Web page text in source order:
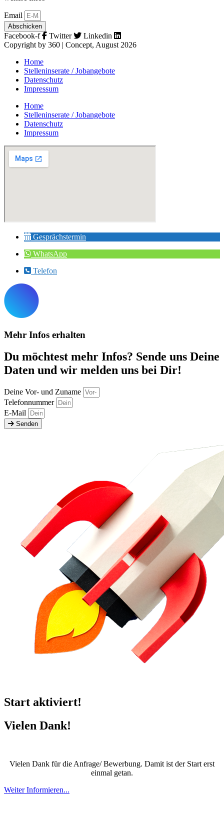
Email
Abschicken
Facebook-f Twitter
Linkedin
Copyright by 360 | Concept, August 2026
Home
Stelleninserate / Jobangebote
Datenschutz
Impressum
Home
Stelleninserate / Jobangebote
Datenschutz
Impressum
Gesprächstermin
WhatsApp
Telefon
Mehr Infos erhalten
Du möchtest mehr Infos? Sende uns Deine
Daten und wir melden uns bei Dir!
Deine Vor- und Zuname
Telefonnummer
E-Mail
Senden
Start aktiviert!
Vielen Dank!
Vielen Dank für die Anfrage/ Bewerbung. Damit ist der Start erst
einmal getan.
Weiter Informieren...